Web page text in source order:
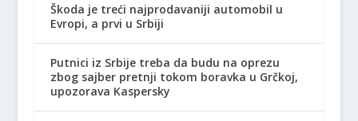
Škoda je treći najprodavaniji automobil u
Evropi, a prvi u Srbiji
Putnici iz Srbije treba da budu na oprezu
zbog sajber pretnji tokom boravka u Grčkoj,
upozorava Kaspersky